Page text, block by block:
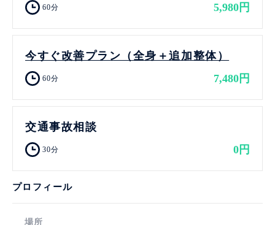
60分 5,980円
今すぐ改善プラン（全身＋追加整体）
60分 7,480円
交通事故相談
30分 0円
プロフィール
場所